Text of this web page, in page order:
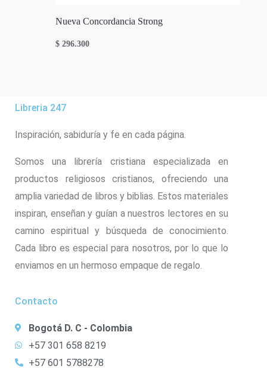
Nueva Concordancia Strong
$ 296.300
Libreria 247
Inspiración, sabiduría y fe en cada página.
Somos una librería cristiana especializada en
productos religiosos cristianos, ofreciendo una
amplia variedad de libros y biblias. Estos materiales
inspiran, enseñan y guían a nuestros lectores en su
camino espiritual y búsqueda de conocimiento.
Cada libro es especial para nosotros, por lo que lo
enviamos en un hermoso empaque de regalo.
Contacto
Bogotá D. C - Colombia
+57 301 658 8219
+57 601 5788278